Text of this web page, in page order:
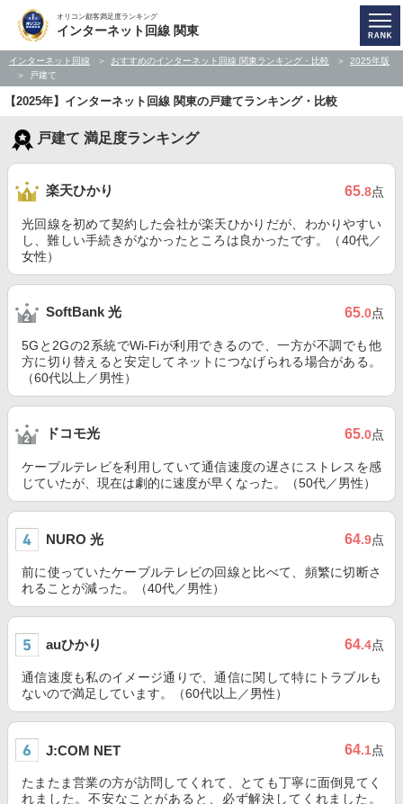
オリコン顧客満足度ランキング
インターネット回線 関東
インターネット回線 おすすめのインターネット回線 関東ランキング・比較
2025年版
戸建て
【2025年】インターネット回線 関東の戸建てランキング・比較
戸建て 満足度ランキング
楽天ひかり 65.8点
光回線を初めて契約した会社が楽天ひかりだが、わかりやすい
し、難しい手続きがなかったところは良かったです。（40代／
女性）
SoftBank 光 65.0点
5Gと2Gの2系統でWi-Fiが利用できるので、一方が不調でも他
方に切り替えると安定してネットにつなげられる場合がある。
（60代以上／男性）
ドコモ光 65.0点
ケーブルテレビを利用していて通信速度の遅さにストレスを感
じていたが、現在は劇的に速度が早くなった。（50代／男性）
NURO 光 64.9点
前に使っていたケーブルテレビの回線と比べて、頻繁に切断さ
れることが減った。（40代／男性）
auひかり 64.4点
通信速度も私のイメージ通りで、通信に関して特にトラブルも
ないので満足しています。（60代以上／男性）
J:COM NET 64.1点
たまたま営業の方が訪問してくれて、とても丁寧に面倒見てく
れました。不安なことがあると、必ず解決してくれました。